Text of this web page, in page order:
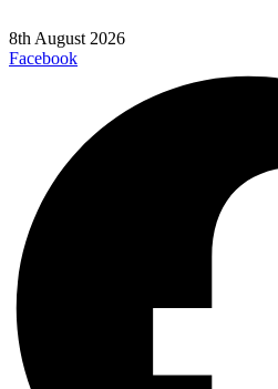
8th August 2026
Facebook